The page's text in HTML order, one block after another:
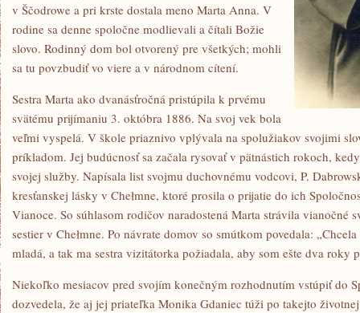
v Ščodrowe a pri krste dostala meno Marta Anna. V
rodine sa denne spoločne modlievali a čítali Božie
slovo. Rodinný dom bol otvorený pre všetkých; mohli
sa tu povzbudiť vo viere a v národnom cítení.
Sestra Marta ako dvanásťročná pristúpila k prvému
svätému prijímaniu 3. októbra 1886. Na svoj vek bola
veľmi vyspelá. V škole priaznivo vplývala na spolužiakov svojimi
príkladom. Jej budúcnosť sa začala rysovať v pätnástich rokoch,
svojej služby. Napísala list svojmu duchovnému vodcovi, P.
kresťanskej lásky v Chełmne, ktoré prosila o prijatie do ich
Vianoce. So súhlasom rodičov naradostená Marta strávila vianočné
sestier v Chełmne. Po návrate domov so smútkom povedala:
mladá, a tak ma sestra vizitátorka požiadala, aby som ešte dva roky
Niekoľko mesiacov pred svojím konečným rozhodnutím vstúpiť do
dozvedela, že aj jej priateľka Monika Gdaniec túži po takejto